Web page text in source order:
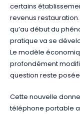
certains
revenus
qu’au début du
pratique va se
Le modèle
profondément
question reste
Cette nouvelle
téléphone portable